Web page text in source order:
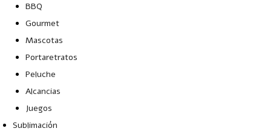
BBQ
Gourmet
Mascotas
Portaretratos
Peluche
Alcancias
Juegos
Sublimación